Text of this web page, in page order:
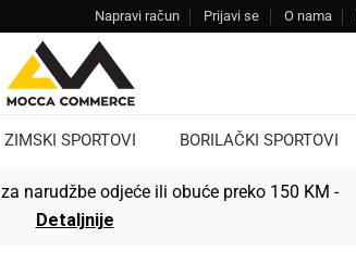
Napravi račun Prijavi se O nama
ZIMSKI SPORTOVI BORILAČKI SPORTOVI
za narudžbe odjeće ili obuće preko 150 KM -
Detaljnije